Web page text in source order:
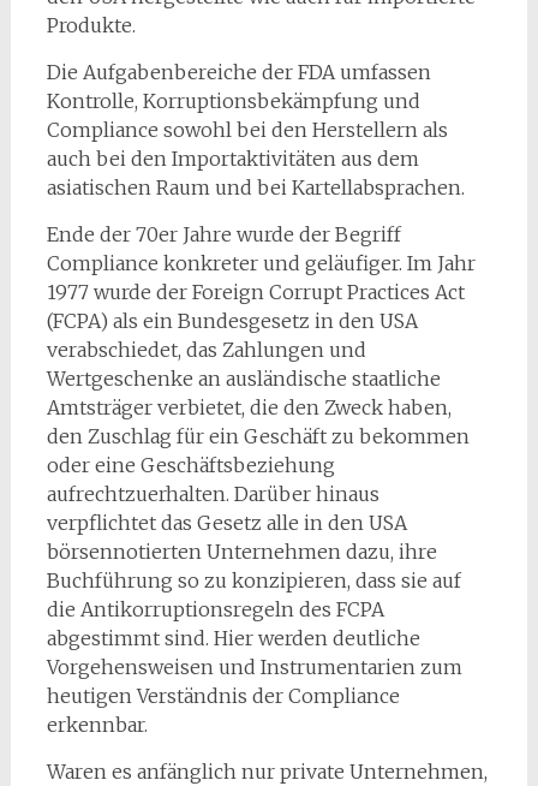
Produkte.
Die Aufgabenbereiche der FDA umfassen
Kontrolle, Korruptionsbekämpfung und
Compliance sowohl bei den Herstellern als
auch bei den Importaktivitäten aus dem
asiatischen Raum und bei Kartellabsprachen.
Ende der 70er Jahre wurde der Begriff
Compliance konkreter und geläufiger. Im Jahr
1977 wurde der Foreign Corrupt Practices Act
(FCPA) als ein Bundesgesetz in den USA
verabschiedet, das Zahlungen und
Wertgeschenke an ausländische staatliche
Amtsträger verbietet, die den Zweck haben,
den Zuschlag für ein Geschäft zu bekommen
oder eine Geschäftsbeziehung
aufrechtzuerhalten. Darüber hinaus
verpflichtet das Gesetz alle in den USA
börsennotierten Unternehmen dazu, ihre
Buchführung so zu konzipieren, dass sie auf
die Antikorruptionsregeln des FCPA
abgestimmt sind. Hier werden deutliche
Vorgehensweisen und Instrumentarien zum
heutigen Verständnis der Compliance
erkennbar.
Waren es anfänglich nur private Unternehmen,